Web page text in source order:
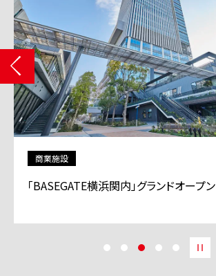
商業施設
「BASEGATE横浜関内」グランドオープン